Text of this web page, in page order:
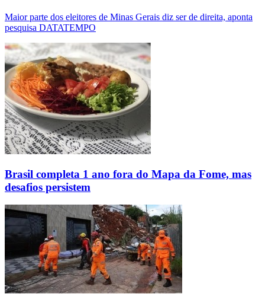
Maior parte dos eleitores de Minas Gerais diz ser de direita, aponta
pesquisa DATATEMPO
Brasil completa 1 ano fora do Mapa da Fome, mas
desafios persistem